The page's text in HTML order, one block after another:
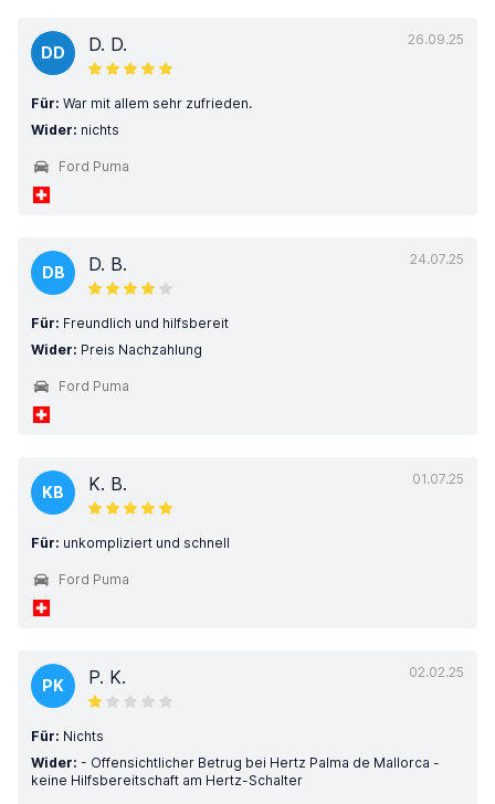
26.09.25
DD D. D.
Für: War mit allem sehr zufrieden.
Wider: nichts
Ford Puma
24.07.25
DB D. B.
Für: Freundlich und hilfsbereit
Wider: Preis Nachzahlung
Ford Puma
01.07.25
KB K. B.
Für: unkompliziert und schnell
Ford Puma
02.02.25
PK P. K.
Für: Nichts
Wider: - Offensichtlicher Betrug bei Hertz Palma de Mallorca -
keine Hilfsbereitschaft am Hertz-Schalter